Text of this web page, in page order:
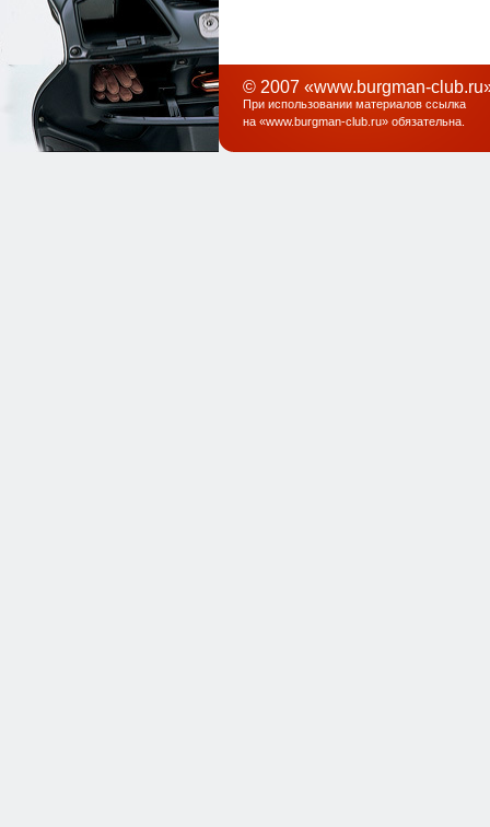
© 2007 «www.burgman-
При использовании материалов ссылка
на «www.burgman-club.ru» обязательна